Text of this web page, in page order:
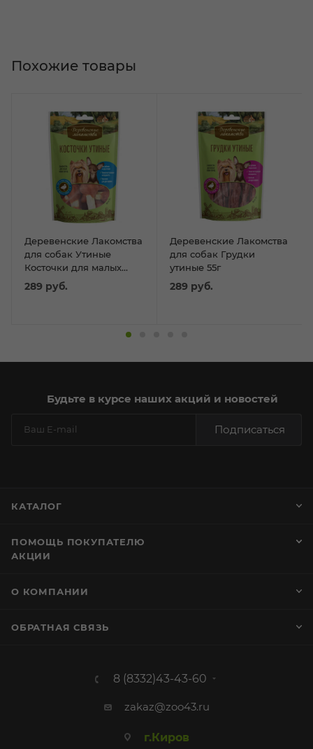
Деревенские Лакомства
для собак Утиные
Косточки для малых
пород 55г
289 руб.
Деревенские Лакомства
для собак Грудки
утиные 55г
289 руб.
Похожие товары
Будьте в курсе наших акций и новостей
Подписаться
КАТАЛОГ
ПОМОЩЬ ПОКУПАТЕЛЮ
АКЦИИ
О КОМПАНИИ
ОБРАТНАЯ СВЯЗЬ
8 (8332)43-43-60
zakaz@zoo43.ru
г.Киров